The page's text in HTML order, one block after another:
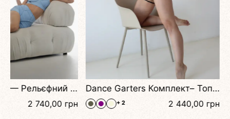
Dance Garters Комплект– Топ із Перехресною Спинкою та Шорти з Високою Талією та Підв’язками
+ 2 2 440,00